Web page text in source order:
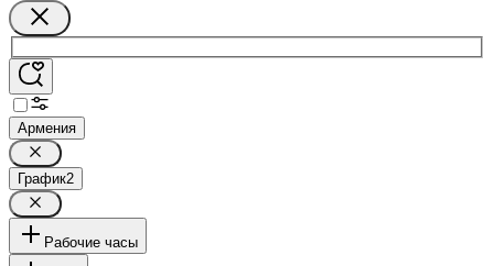
Армения
График2
Рабочие часы